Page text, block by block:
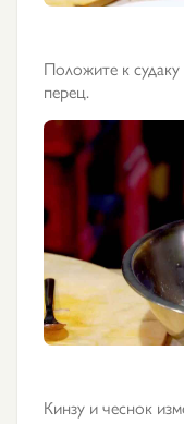
Положите к
перец.
Кинзу и чеснок